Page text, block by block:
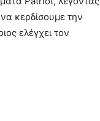
κερδίσουμε την
ελέγχει τον